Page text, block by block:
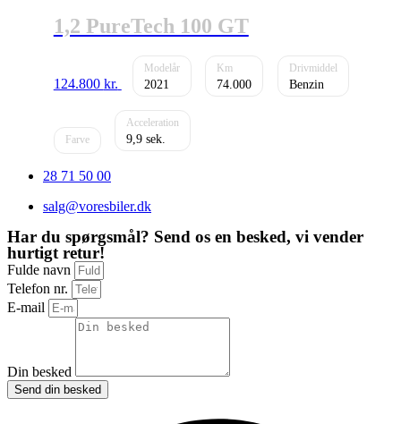
1,2 PureTech 100 GT
124.800 kr. 2021 74.000 Benzin
9,9
28 71 50 00
salg@voresbiler.dk
Har du spørgsmål? Send os en besked, vi vender
hurtigt retur!
Fulde navn
Telefon nr.
E-mail
Din besked
Send din besked